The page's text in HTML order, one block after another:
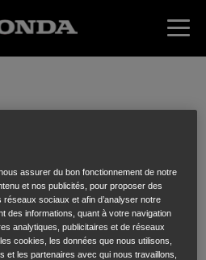
,52000
assurer du bon fonctionnement de notre
et nos publicités, pour proposer des
sociaux et afin d’analyser notre
des informations, quant à votre navigation
analytiques, publicitaires et de réseaux
cookies, les données que nous utilisons,
et les partenaires avec qui nous travaillons,